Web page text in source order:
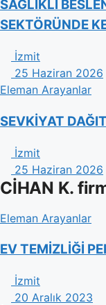
​SAĞLIKLI
SEKTÖRÜNDE
İzmit
25 Haziran 2026
Eleman Arayanlar
SEVKİYAT
İzmit
25 Haziran 2026
CİHAN K.
Eleman Arayanlar
EV TEMİZLİĞİ
İzmit
20 Aralık 2023